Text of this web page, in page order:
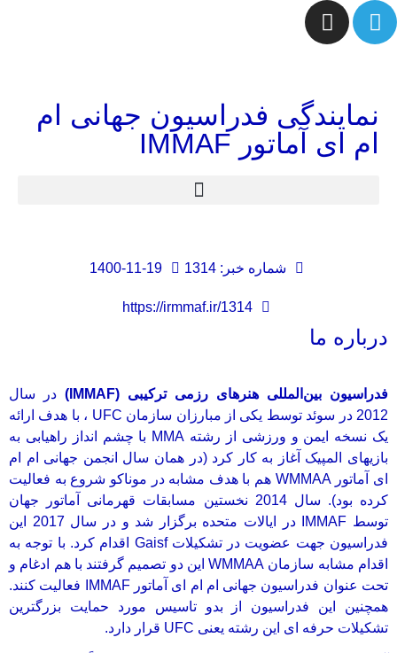
نمایندگی فدراسیون جهانی ام
ام ای آماتور IMMAF
شماره خبر: 1314 1400-11-19
https://irmmaf.ir/1314
درباره ما
فدراسیون بین‌المللی هنرهای رزمی ترکیبی (IMMAF)
در سال
2012 در سوئد توسط یکی از مبارزان سازمان UFC ، با هدف ارائه
یک نسخه ایمن و ورزشی از رشته MMA با چشم انداز راهیابی به
بازیهای المپیک آغاز به کار کرد (در همان سال انجمن جهانی ام ام
ای آماتور WMMAA هم با هدف مشابه در موناکو شروع به فعالیت
کرده بود). سال 2014 نخستین مسابقات قهرمانی آماتور جهان
توسط IMMAF در ایالات متحده برگزار شد و در سال 2017 این
فدراسیون جهت عضویت در تشکیلات Gaisf اقدام کرد. با توجه به
اقدام مشابه سازمان WMMAA این دو تصمیم گرفتند با هم ادغام و
تحت عنوان فدراسیون جهانی ام ام ای آماتور IMMAF فعالیت کنند.
همچنین این فدراسیون از بدو تاسیس مورد حمایت بزرگترین
تشکیلات حرفه ای این رشته یعنی UFC قرار دارد.